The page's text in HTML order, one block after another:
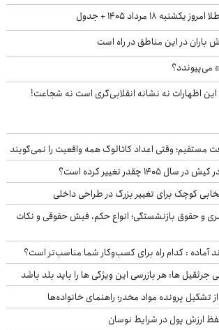
۱۸ مرداد ۱۴۰۵ + جدول
باران در این مناطق در راه است
می‌پیوندد؟
اظهارات نه نشانه انقلابی‌گری است نه شجاعت!
مستقیم؛ وقتی اعداد کاتالوگ همه واقعیت را نمی‌گویند
چقدر تغییر کرده است؟
کوچک برای تغییر بزرگ در طراحی داخلی
و حقوق بازنشستگی؛ انواع حکم، فیش حقوقی و نکات
آماده : کدام راه برای کسب‌وکار شما مناسب‌تر است؟
جرثقیل ها: هر بازرسی این ویژگی ها را باید بلد باشد
ارزش پول در شرایط نوسان